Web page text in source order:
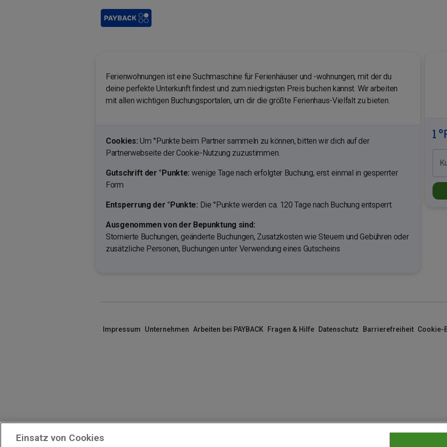
Ferienwohnungen ist eine Suchmaschine für Ferienhäuser und -wohnungen, mit der du
deine perfekte Unterkunft findest und zum niedrigsten Preis buchen kannst. Wir arbeiten
mit allen wichtigen Buchungsportalen, um dir die größte Ferienhaus-Vielfalt zu bieten.
Cookies: Um °Punkte beim Partner sammeln zu können, bitten wir dich auf der
Partnerwebseite der Cookie-Nutzung zuzustimmen.
Gutschrift der °Punkte: wenige Tage nach erfolgter Buchung, erst einmal in gesperrter
Form
Entsperrung der °Punkte: Die °Punkte werden ca. 120 Tage nach Buchung entsperrt.
Ausgenommen von der Bepunktung sind:
Stornierte Buchungen, geänderte Buchungen, Zusatzkosten wie Steuern und Gebühren oder
zusätzliche Personen, Buchungen unter Verwendung eines Gutscheins
1
Impressum Unternehmen Arbeiten bei PAYBACK Fragen & Hilfe Datenschutz Barrierefreiheit Cookie-
Einsatz von Cookies